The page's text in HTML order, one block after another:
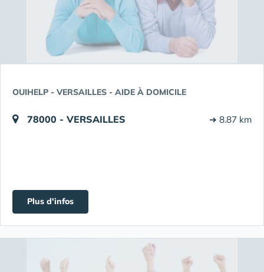
OUIHELP - VERSAILLES - AIDE À DOMICILE
78000 - VERSAILLES ➔ 8.87 km
Plus d'infos